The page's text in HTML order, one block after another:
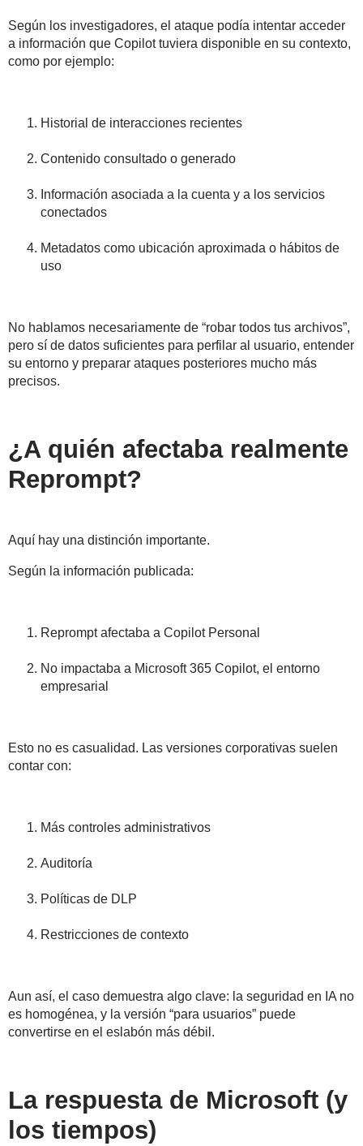
Según los investigadores, el ataque podía intentar acceder
a información que Copilot tuviera disponible en su contexto,
como por ejemplo:
Historial de interacciones recientes
Contenido consultado o generado
Información asociada a la cuenta y a los servicios
conectados
Metadatos como ubicación aproximada o hábitos de
uso
No hablamos necesariamente de “robar todos tus archivos”,
pero sí de datos suficientes para perfilar al usuario, entender
su entorno y preparar ataques posteriores mucho más
precisos.
¿A quién afectaba realmente
Reprompt?
Aquí hay una distinción importante.
Según la información publicada:
Reprompt afectaba a Copilot Personal
No impactaba a Microsoft 365 Copilot, el entorno
empresarial
Esto no es casualidad. Las versiones corporativas suelen
contar con:
Más controles administrativos
Auditoría
Políticas de DLP
Restricciones de contexto
Aun así, el caso demuestra algo clave: la seguridad en IA no
es homogénea, y la versión “para usuarios” puede
convertirse en el eslabón más débil.
La respuesta de Microsoft (y
los tiempos)